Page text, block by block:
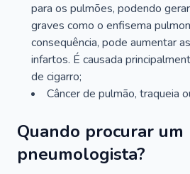
para os pulmões, podendo
graves como o enfisema
consequência, pode aumentar
infartos. É causada
de cigarro;
Câncer de pulmão, traqueia
Quando procurar um
pneumologista?